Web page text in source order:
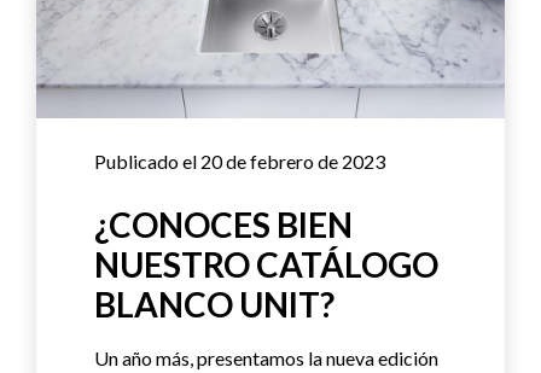
Publicado el 20 de febrero de 2023
¿CONOCES BIEN
NUESTRO CATÁLOGO
BLANCO UNIT?
Un año más, presentamos la nueva edición